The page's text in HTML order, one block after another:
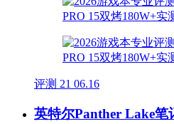
评测 21 06.16
英特尔Panther Lake笔